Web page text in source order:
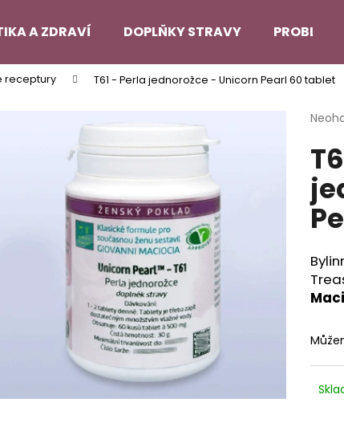
A ZDRAVÍ DOPLŇKY STRAVY
receptury T61 - Perla jednorožce - Unicorn Pearl 60 tablet
0,0
5
potřebujete najít?
Doporučujeme